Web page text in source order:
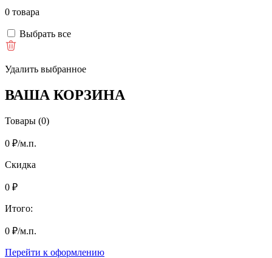
0 товара
Выбрать все
Удалить выбранное
ВАША КОРЗИНА
Товары (0)
0 ₽/м.п.
Скидка
0 ₽
Итого:
0 ₽/м.п.
Перейти к оформлению